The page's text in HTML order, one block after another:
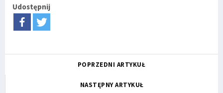
Udostępnij
POPRZEDNI ARTYKUŁ
NASTĘPNY ARTYKUŁ